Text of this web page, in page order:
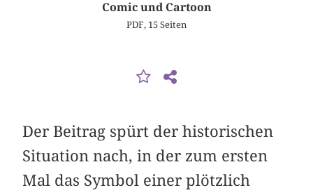
Comic und Cartoon
PDF, 15 Seiten
Der Beitrag spürt der historischen
Situation nach, in der zum ersten
Mal das Symbol einer plötzlich